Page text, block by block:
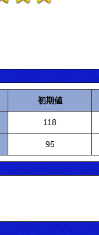
初期値
118
95